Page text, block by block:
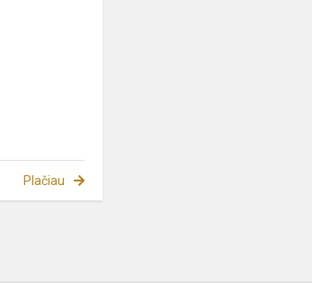
Plačiau